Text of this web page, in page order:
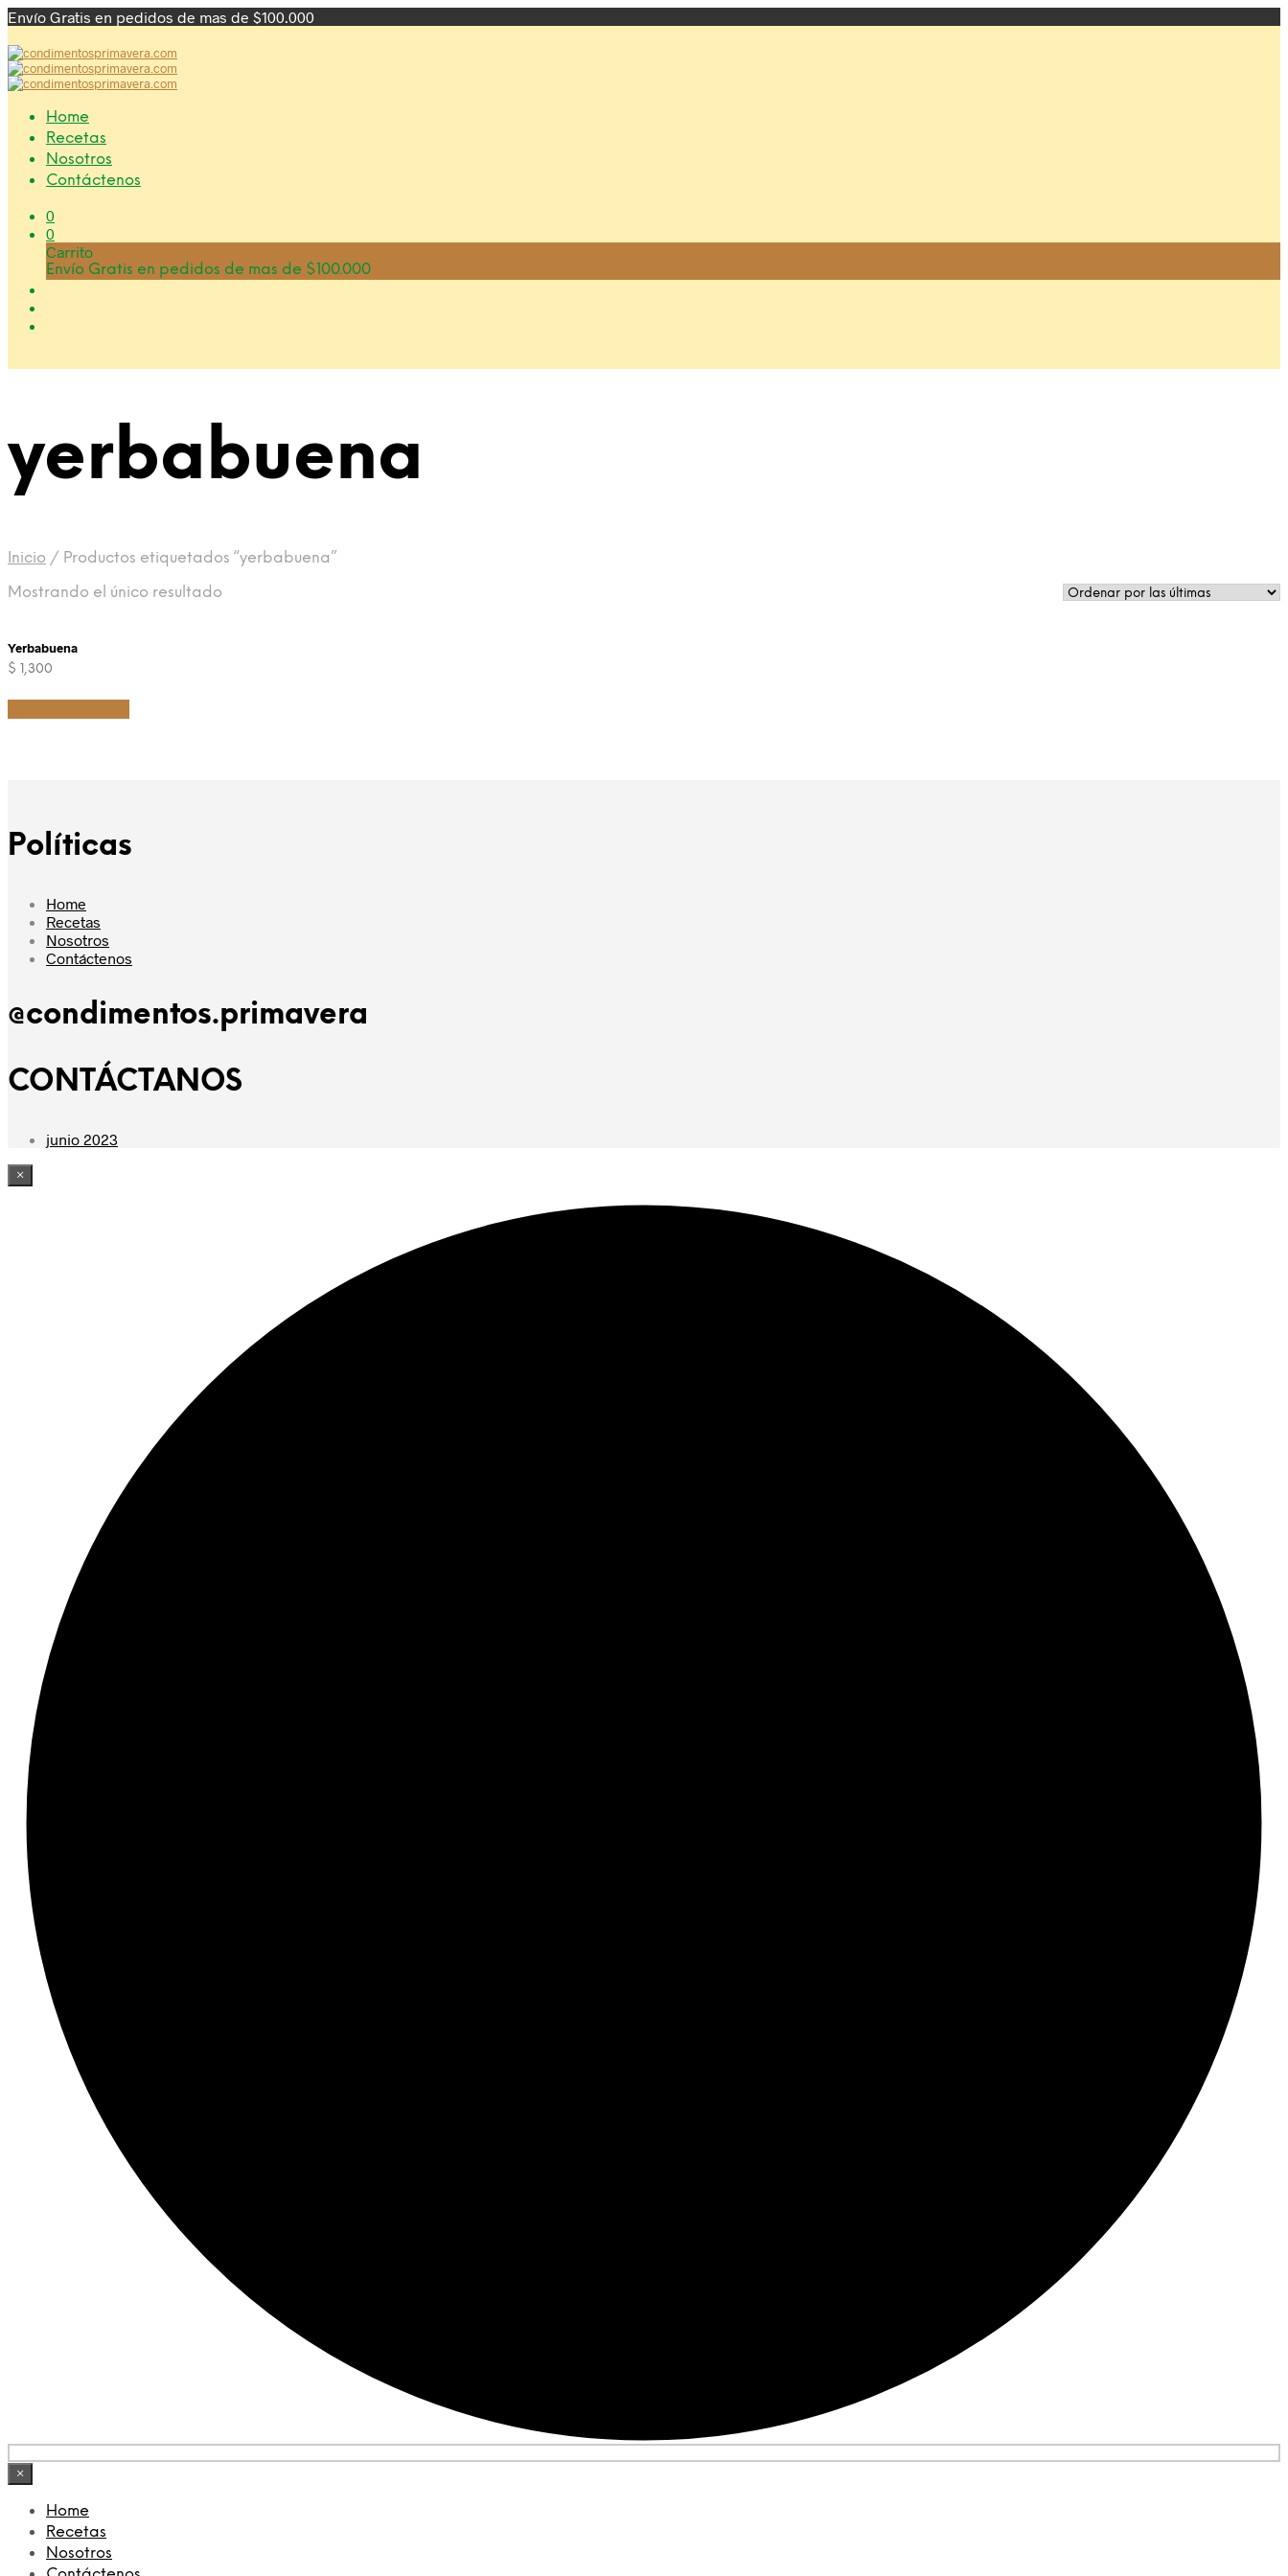
Envío Gratis en pedidos de mas de $100.000
Home
Recetas
Nosotros
Contáctenos
0
0
Carrito
Envío Gratis en pedidos de mas de $100.000
yerbabuena
Inicio / Productos etiquetados “yerbabuena”
Mostrando el único resultado
Yerbabuena
$ 1,300
Políticas
Home
Recetas
Nosotros
Contáctenos
@condimentos.primavera
CONTÁCTANOS
junio 2023
×
×
Home
Recetas
Nosotros